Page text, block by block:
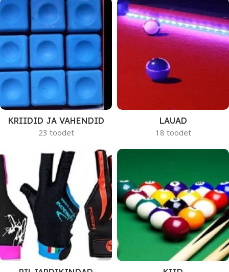
KRIIDID JA VAHENDID
23 toodet
LAUAD
18 toodet